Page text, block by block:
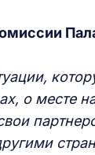
о месте